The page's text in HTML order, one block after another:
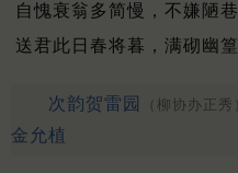
自愧衰翁多简慢，不嫌陋巷
送君此日春将暮，满砌幽篁
次韵贺雷园 （柳协办正秀
金允植